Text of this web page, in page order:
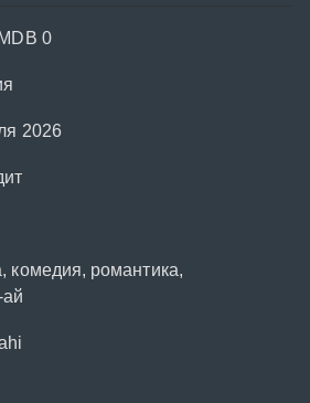
0
2026
комедия, романтика,
ай